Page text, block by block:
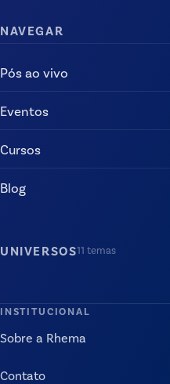
NAVEGAR
Pós ao vivo
Eventos
Cursos
Blog
UNIVERSOS11 temas
INSTITUCIONAL
Sobre a Rhema
Contato